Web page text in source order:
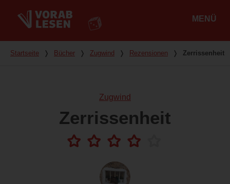
MENÜ
Du bist hier
Startseite ❭ Bücher ❭ Zugwind ❭ Rezensionen ❭ Zerrissenheit
Zugwind
Zerrissenheit